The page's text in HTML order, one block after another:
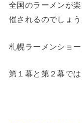
全国のラーメンが
催されるのでしょう
札幌ラーメンショ
第１幕と第２幕で